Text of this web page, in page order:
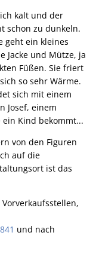
kalt und der
schon zu dunkeln.
geht ein kleines
Jacke und Mütze, ja
Füßen. Sie friert
so sehr Wärme.
sich mit einem
Josef, einem
Kind bekommt...
von den Figuren
auf die
ist das
und nach